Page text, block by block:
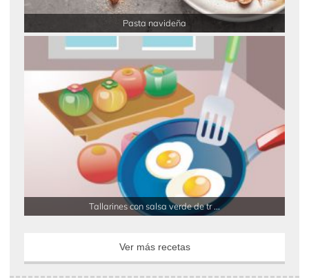
Pasta navideña
Tallarines con salsa verde de tr ...
Ver más recetas